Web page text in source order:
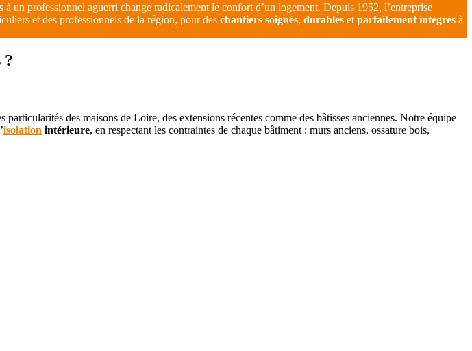
à un professionnel aguerri change radicalement le confort d’un logement. Depuis 1952, l’entreprise
et des professionnels de la région, pour des chantiers soignés, durables et parfaitement intégrés à
?
particularités des maisons de Loire, des extensions récentes comme des bâtisses anciennes. Notre équipe
isolation intérieure, en respectant les contraintes de chaque bâtiment : murs anciens, ossature bois,